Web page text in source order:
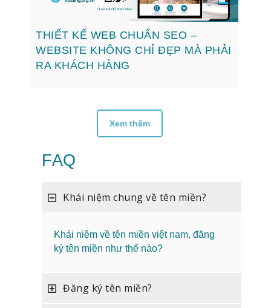
THIẾT KẾ WEB CHUẨN SEO –
WEBSITE KHÔNG CHỈ ĐẸP MÀ PHẢI
RA KHÁCH HÀNG
Xem thêm
FAQ
Khái niệm chung về tên miền?
Khái niệm về tên miền việt nam, đăng
ký tên miền như thế nào?
Đăng ký tên miền?